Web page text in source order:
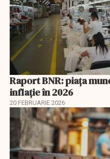
Raport BNR: piața
inflație în 2026
20 FEBRUARIE 2026